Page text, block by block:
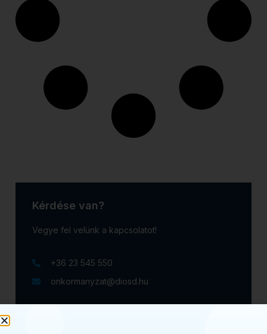
Kérdése van?
Vegye fel velünk a kapcsolatot!
+36 23 545 550
onkormanyzat@diosd.hu